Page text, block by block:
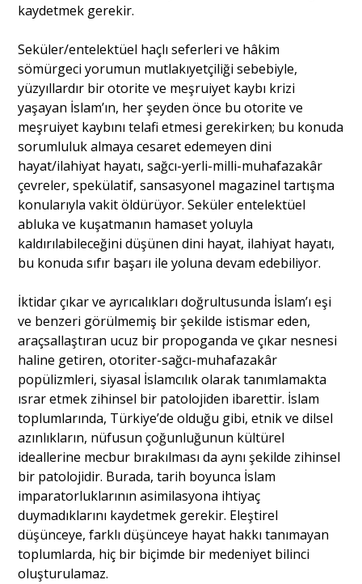
kaydetmek gerekir.
Seküler/entelektüel haçlı seferleri ve hâkim
sömürgeci yorumun mutlakıyetçiliği sebebiyle,
yüzyıllardır bir otorite ve meşruiyet kaybı krizi
yaşayan İslam’ın, her şeyden önce bu otorite ve
meşruiyet kaybını telafi etmesi gerekirken; bu konuda
sorumluluk almaya cesaret edemeyen dini
hayat/ilahiyat hayatı, sağcı-yerli-milli-muhafazakâr
çevreler, spekülatif, sansasyonel magazinel tartışma
konularıyla vakit öldürüyor. Seküler entelektüel
abluka ve kuşatmanın hamaset yoluyla
kaldırılabileceğini düşünen dini hayat, ilahiyat hayatı,
bu konuda sıfır başarı ile yoluna devam edebiliyor.
İktidar çıkar ve ayrıcalıkları doğrultusunda İslam’ı eşi
ve benzeri görülmemiş bir şekilde istismar eden,
araçsallaştıran ucuz bir propoganda ve çıkar nesnesi
haline getiren, otoriter-sağcı-muhafazakâr
popülizmleri, siyasal İslamcılık olarak tanımlamakta
ısrar etmek zihinsel bir patolojiden ibarettir. İslam
toplumlarında, Türkiye’de olduğu gibi, etnik ve dilsel
azınlıkların, nüfusun çoğunluğunun kültürel
ideallerine mecbur bırakılması da aynı şekilde zihinsel
bir patolojidir. Burada, tarih boyunca İslam
imparatorluklarının asimilasyona ihtiyaç
duymadıklarını kaydetmek gerekir. Eleştirel
düşünceye, farklı düşünceye hayat hakkı tanımayan
toplumlarda, hiç bir biçimde bir medeniyet bilinci
oluşturulamaz.